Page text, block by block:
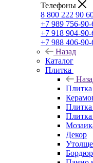
Телефоны
8 800 222 90
+7 989 756-90-
+7 918 904-90-
+7 988 406-90-
Назад
Каталог
Плитка
Плитка
Плитка
Плитка
Декор